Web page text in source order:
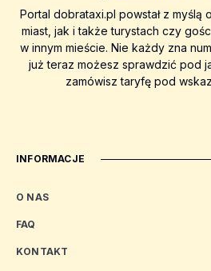
Portal dobrataxi.pl powstał z myślą
miast, jak i także turystach czy
w innym mieście. Nie każdy zna
już teraz możesz sprawdzić pod
zamówisz taryfę pod
INFORMACJE
O NAS
FAQ
KONTAKT